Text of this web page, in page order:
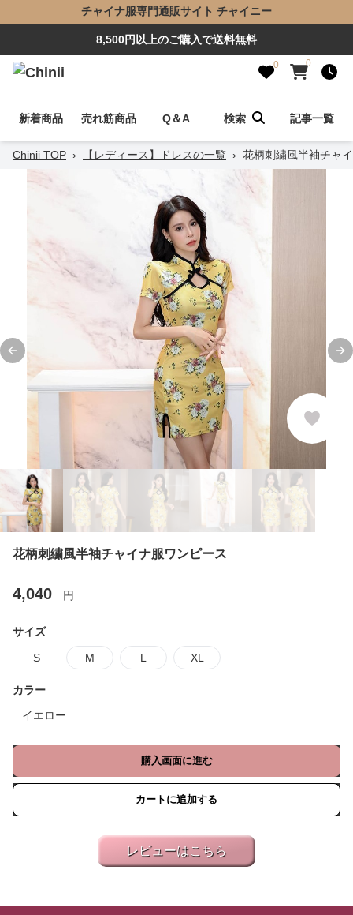
チャイナ服専門通販サイト チャイニー
8,500円以上のご購入で送料無料
0 0
新着商品 売れ筋商品 Q＆A 検索 記事一覧
Chinii TOP › 【レディース】ドレスの一覧 › 花柄刺繍風半袖チャ
Previous slide
花柄刺繍風半袖チャイナ服ワンピース
4,040 円
サイズ
S M L XL
カラー
イエロー
購入画面に進む
カートに追加する
レビューはこちら